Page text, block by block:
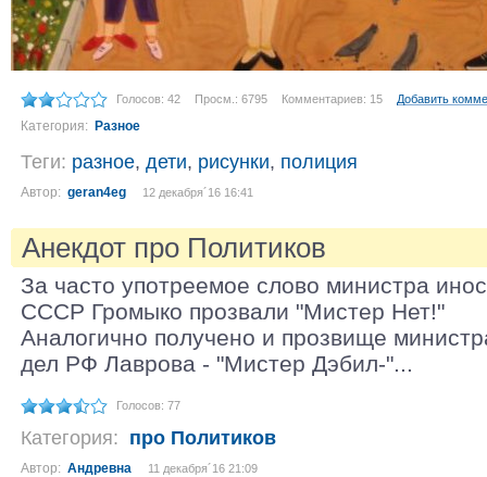
Голосов: 42 Просм.: 6795 Комментариев: 15 Добавить
Категория: Разное
Теги: разное, дети, рисунки, полиция
Автор: geran4eg 12 декабря´16 16:41
Анекдот про Политиков
За часто употреемое слово министра
СССР Громыко прозвали "Мистер Нет!"
Аналогично получено и прозвище
дел РФ Лаврова - "Мистер Дэбил-"...
Голосов: 77
Категория: про Политиков
Автор: Андревна 11 декабря´16 21:09